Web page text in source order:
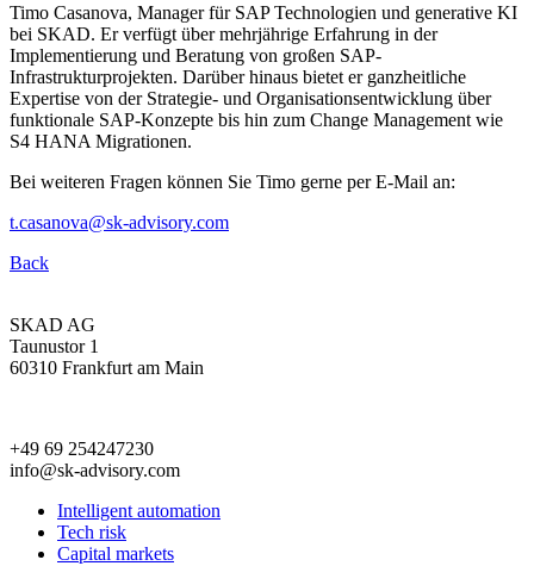
Timo Casanova, Manager für SAP Technologien und generative KI
bei SKAD. Er verfügt über mehrjährige Erfahrung in der
Implementierung und Beratung von großen SAP-
Infrastrukturprojekten. Darüber hinaus bietet er ganzheitliche
Expertise von der Strategie- und Organisationsentwicklung über
funktionale SAP-Konzepte bis hin zum Change Management wie
S4 HANA Migrationen.
Bei weiteren Fragen können Sie Timo gerne per E-Mail an:
t.casanova@sk-advisory.com
Back
SKAD AG
Taunustor 1
60310 Frankfurt am Main
+49 69 254247230
info@sk-advisory.com
Intelligent automation
Tech risk
Capital markets